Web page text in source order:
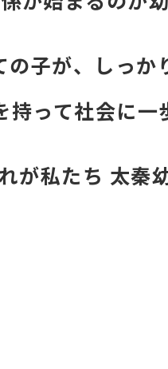
の子が、しっ
持って社会に
が私たち 太秦